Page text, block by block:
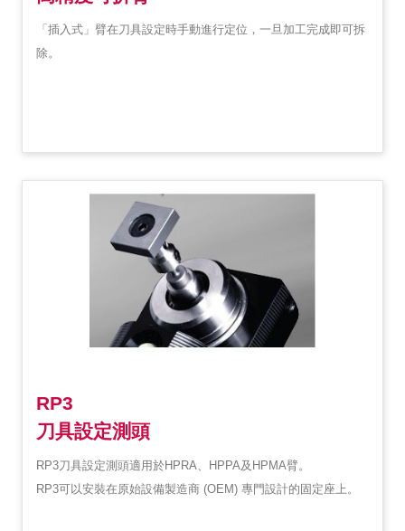
「插入式」臂在刀具設定時手動進行定位，一旦加工完成即可拆
除。
RP3
刀具設定測頭
RP3刀具設定測頭適用於HPRA、HPPA及HPMA臂。
RP3可以安裝在原始設備製造商 (OEM) 專門設計的固定座上。